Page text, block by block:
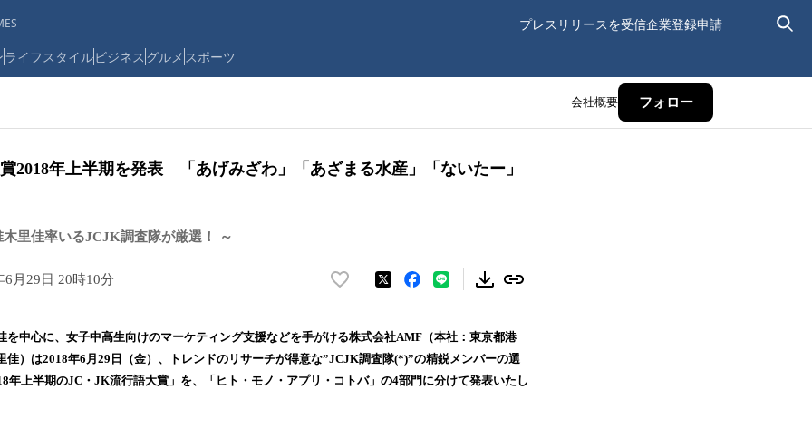
プレスリリースを受信企業登録申請
ライフスタイルビジネス グルメ スポーツ
会社概要 フォロー
2018年上半期を発表 「あげみざわ」「あざまる水産」「ないたー」
木里佳率いるJCJK調査隊が厳選！ ～
6月29日 20時10分
い
！
数
を
を中心に、女子中高生向けのマーケティング支援などを手がける株式会社AMF（本社：東京都港
佳）は2018年6月29日（金）、トレンドのリサーチが得意な”JCJK調査隊(*)”の精鋭メンバーの選
年上半期のJC・JK流行語大賞」を、「ヒト・モノ・アプリ・コトバ」の4部門に分けて発表いたし